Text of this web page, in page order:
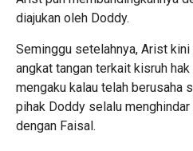
diajukan oleh Doddy.
Seminggu setelahnya, Arist
angkat tangan terkait kisruh hak
mengaku kalau telah berusaha
pihak Doddy selalu
dengan Faisal.